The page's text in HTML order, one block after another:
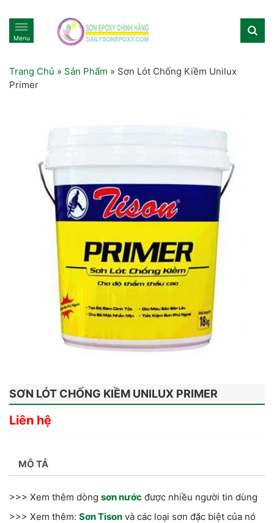
Menu
Trang Chủ » Sản Phẩm » Sơn Lót Chống Kiềm Unilux
Primer
SƠN LÓT CHỐNG KIỀM UNILUX PRIMER
Liên hệ
MÔ TẢ
>>> Xem thêm dòng sơn nước được nhiều người tin dùng
>>> Xem thêm: Sơn Tison và các loại sơn đặc biệt của nó